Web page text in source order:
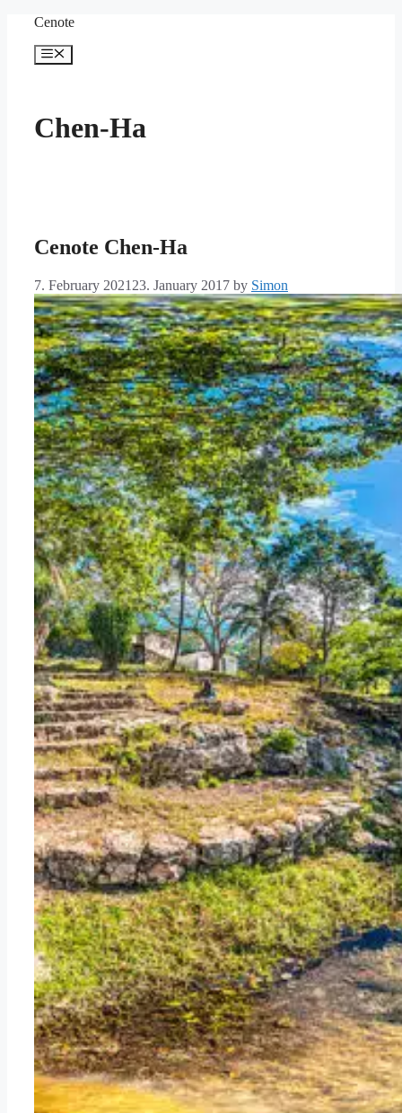
content
Cenote
Menu
Chen-Ha
Cenote Chen-Ha
7. February 2021 23. January 2017 by Simon